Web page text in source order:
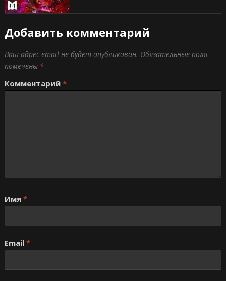
Добавить комментарий
Ваш адрес email не будет опубликован. Обязательные поля
помечены *
Комментарий *
Имя *
Email *